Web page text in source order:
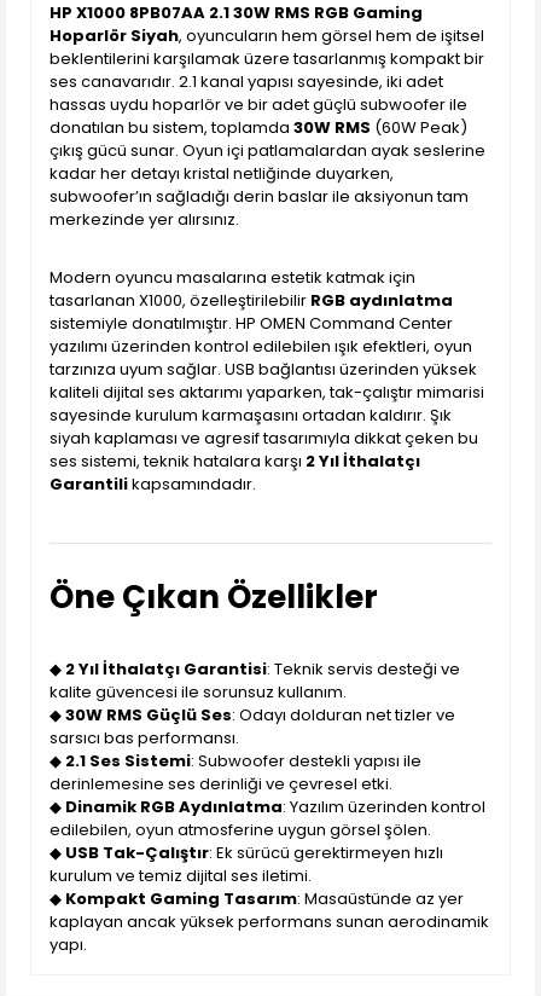
HP X1000 8PB07AA 2.1 30W RMS RGB Gaming
Hoparlör Siyah, oyuncuların hem görsel hem de işitsel
beklentilerini karşılamak üzere tasarlanmış kompakt bir
ses canavarıdır. 2.1 kanal yapısı sayesinde, iki adet
hassas uydu hoparlör ve bir adet güçlü subwoofer ile
donatılan bu sistem, toplamda 30W RMS (60W Peak)
çıkış gücü sunar. Oyun içi patlamalardan ayak seslerine
kadar her detayı kristal netliğinde duyarken,
subwoofer’ın sağladığı derin baslar ile aksiyonun tam
merkezinde yer alırsınız.
Modern oyuncu masalarına estetik katmak için
tasarlanan X1000, özelleştirilebilir RGB aydınlatma
sistemiyle donatılmıştır. HP OMEN Command Center
yazılımı üzerinden kontrol edilebilen ışık efektleri, oyun
tarzınıza uyum sağlar. USB bağlantısı üzerinden yüksek
kaliteli dijital ses aktarımı yaparken, tak-çalıştır mimarisi
sayesinde kurulum karmaşasını ortadan kaldırır. Şık
siyah kaplaması ve agresif tasarımıyla dikkat çeken bu
ses sistemi, teknik hatalara karşı 2 Yıl İthalatçı
Garantilikapsamındadır.
Öne Çıkan Özellikler
◆ 2 Yıl İthalatçı Garantisi: Teknik servis desteği ve
kalite güvencesi ile sorunsuz kullanım.
◆30W RMS Güçlü Ses: Odayı dolduran net tizler ve
sarsıcı bas performansı.
◆ 2.1 Ses Sistemi: Subwoofer destekli yapısı ile
derinlemesine ses derinliği ve çevresel etki.
◆ Dinamik RGB Aydınlatma: Yazılım üzerinden kontrol
edilebilen, oyun atmosferine uygun görsel şölen.
◆ USB Tak-Çalıştır: Ek sürücü gerektirmeyen hızlı
kurulum ve temiz dijital ses iletimi.
◆ Kompakt Gaming Tasarım: Masaüstünde az yer
kaplayan ancak yüksek performans sunan aerodinamik
yapı.